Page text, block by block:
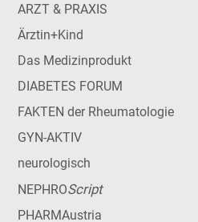
ARZT & PRAXIS
Ärztin+Kind
Das Medizinprodukt
DIABETES FORUM
FAKTEN der Rheumatologie
GYN-AKTIV
neurologisch
NEPHROScript
PHARMAustria